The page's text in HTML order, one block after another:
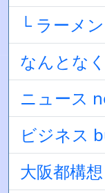
└ ラーメン
なんとな
ニュース
ビジネス
大阪都構想